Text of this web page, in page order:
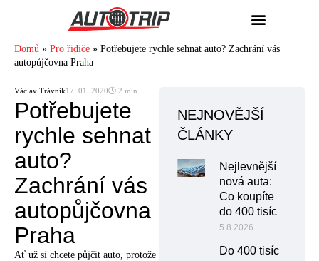
Domů » Pro řidiče » Potřebujete rychle sehnat auto? Zachrání vás
autopůjčovna Praha
Václav Trávník17. 01. 2020🕓 2 min
Potřebujete
rychle sehnat
auto?
Zachrání vás
autopůjčovna
Praha
Ať už si chcete půjčit auto, protože
NEJNOVĚJŠÍ
ČLÁNKY
Nejlevnější
nová auta:
Co koupíte
do 400 tisíc
5.8.2026
Do 400 tisíc